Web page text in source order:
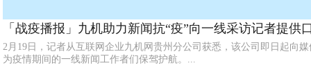
「战疫播报」九机助力新闻抗“疫”向一线采访记者提供
2月19日，记者从互联网企业九机网贵州分公司获悉，该公司即日起向
为疫情期间的一线新闻工作者们保驾护航。...